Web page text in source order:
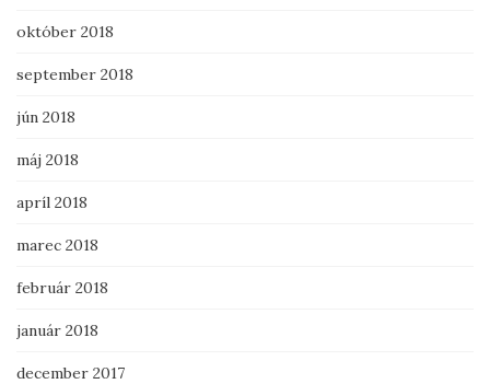
október 2018
september 2018
jún 2018
máj 2018
apríl 2018
marec 2018
február 2018
január 2018
december 2017